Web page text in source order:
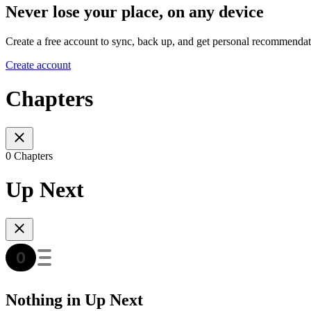
Never lose your place, on any device
Create a free account to sync, back up, and get personal
Create account
Chapters
0 Chapters
Up Next
Nothing in Up Next